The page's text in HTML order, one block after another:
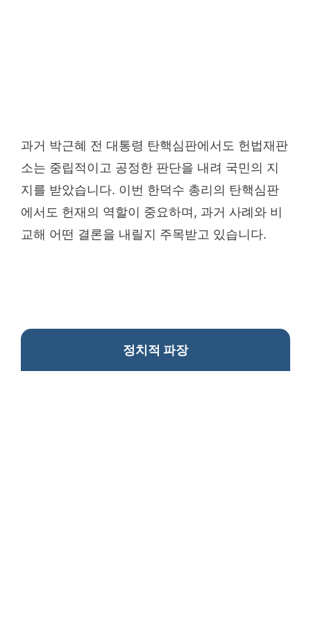
과거 박근혜 전 대통령 탄핵심판에서도 헌법재판
소는 중립적이고 공정한 판단을 내려 국민의 지
지를 받았습니다. 이번 한덕수 총리의 탄핵심판
에서도 헌재의 역할이 중요하며, 과거 사례와 비
교해 어떤 결론을 내릴지 주목받고 있습니다.
정치적 파장